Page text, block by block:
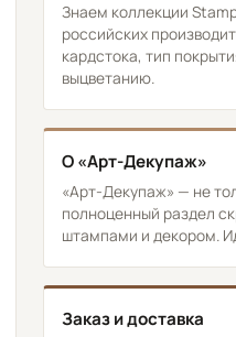
Знаем коллекции
российских
кардстока, тип
выцветанию.
О «Арт-Декупаж»
«Арт-Декупаж» — не
полноценный раздел
штампами и декором.
Заказ и доставка